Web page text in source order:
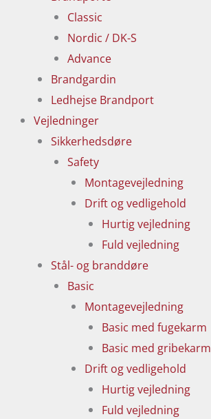
Classic
Nordic / DK-S
Advance
Brandgardin
Ledhejse Brandport
Vejledninger
Sikkerhedsdøre
Safety
Montagevejledning
Drift og vedligehold
Hurtig vejledning
Fuld vejledning
Stål- og branddøre
Basic
Montagevejledning
Basic med fugekarm
Basic med gribekarm
Drift og vedligehold
Hurtig vejledning
Fuld vejledning